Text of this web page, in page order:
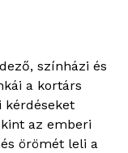
színházi és
a kortárs
kérdéseket
az emberi
örömét leli a